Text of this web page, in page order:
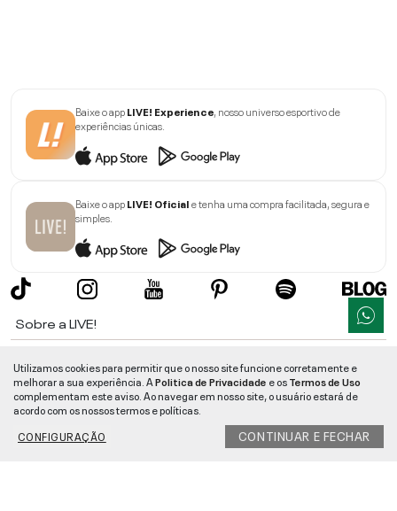
Baixe o appLIVE! Experience, nosso universo esportivo de
experiências únicas.
Baixe o appLIVE! Oficiale tenha uma compra facilitada, segura e
simples.
Sobre a LIVE!
Informações
Utilizamos cookies para permitir que o nosso site funcione corretamente e
melhorar a sua experiência. APolitica de Privacidade e osTermos de Uso
complementam este aviso. Ao navegar em nosso site, o usuário estará de
acordo com os nossos termos e políticas.
CONFIGURAÇÃO
CONTINUAR E FECHAR